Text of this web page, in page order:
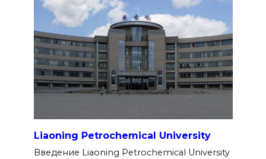
Liaoning Petrochemical University
Введение Liaoning Petrochemical University